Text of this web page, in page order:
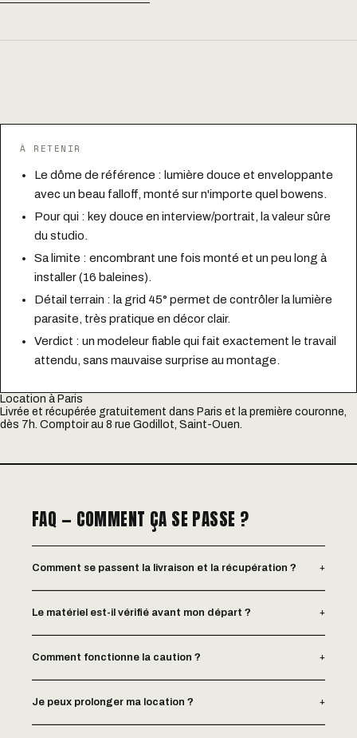
À RETENIR
Le dôme de référence : lumière douce et enveloppante
avec un beau falloff, monté sur n'importe quel bowens.
Pour qui : key douce en interview/portrait, la valeur sûre
du studio.
Sa limite : encombrant une fois monté et un peu long à
installer (16 baleines).
Détail terrain : la grid 45° permet de contrôler la lumière
parasite, très pratique en décor clair.
Verdict : un modeleur fiable qui fait exactement le travail
attendu, sans mauvaise surprise au montage.
Location à Paris
Livrée et récupérée gratuitement dans Paris et la première couronne,
dès 7h. Comptoir au 8 rue Godillot, Saint-Ouen.
FAQ — COMMENT ÇA SE PASSE ?
Comment se passent la livraison et la récupération ? +
Le matériel est-il vérifié avant mon départ ? +
Comment fonctionne la caution ? +
Je peux prolonger ma location ? +